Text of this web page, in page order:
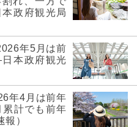
政府観光局
年5月は前
本政府観光
年4月は前年
計でも前年
）